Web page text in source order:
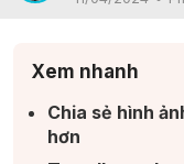
Xem nhanh
Chia sẻ hình
hơn​